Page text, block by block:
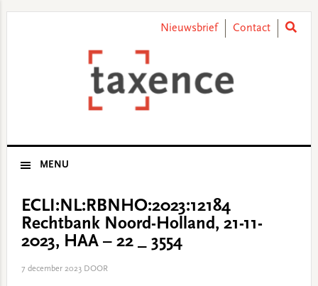
Nieuwsbrief Contact
MENU
ECLI:NL:RBNHO:2023:12184
Rechtbank Noord-Holland, 21-11-
2023, HAA – 22 _ 3554
7 december 2023DOOR